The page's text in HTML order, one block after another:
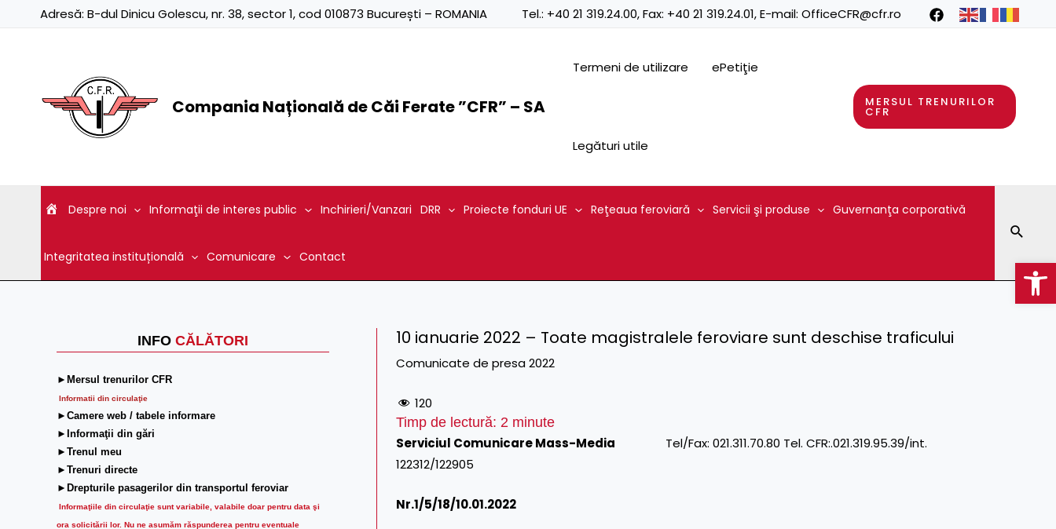
Adresă: B-dul Dinicu Golescu, nr. 38, sector 1, cod 010873 București – ROMANIA Tel.: +40 21 319.24.00, Fax: +40 21 319.24.01, E-mail: OfficeCFR@cfr.ro
Compania Națională de Căi Ferate ”CFR” – SA
Termeni de utilizare ePetiţie
Legături utile
MERSUL TRENURILOR
CFR
Despre noi Informaţii de interes public Inchirieri/Vanzari DRR Proiecte fonduri UE Reţeaua feroviară Servicii şi produse Guvernanţa corporativă
Integritatea instituțională Comunicare Contact
INFO CĂLĂTORI
►Mersul trenurilor CFR
Informatii din circulaţie
►Camere web / tabele informare
►Informaţii din gări
►Trenul meu
►Trenuri directe
►Drepturile pasagerilor din transportul feroviar
Informaţiile din circulaţie sunt variabile, valabile doar pentru data şi
ora solicitării lor. Nu ne asumăm răspunderea pentru eventuale
10 ianuarie 2022 – Toate magistralele feroviare sunt deschise traficului
Comunicate de presa 2022
120
Timp de lectură: 2 minute
Serviciul Comunicare Mass-Media Tel/Fax: 021.311.70.80 Tel. CFR:.021.319.95.39/int.
122312/122905
Nr.1/5/18/10.01.2022